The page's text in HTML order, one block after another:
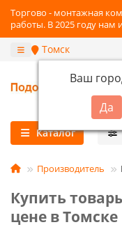
Торгово - монтажная
работы. В 2025 году нам
Томск
Ваш
Каталог
Производитель
Купить
цене в Томске